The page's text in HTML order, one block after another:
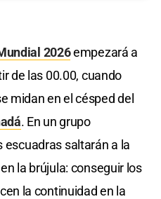
2026empezará a
de las 00.00, cuando
midan en el césped del
. En un grupo
saltarán a la
la brújula: conseguir los
la continuidad en la